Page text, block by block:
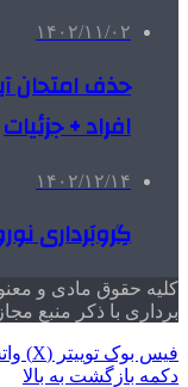
۱۴۰۲/۱۱/۰۲
حذف امتحان
افراد + جزئیات
۱۴۰۲/۱۲/۱۴
گِروبَرداری
کلیه حقوق مادی و
برداری با ذکر منبع
فیس بوک توییتر (X)
دکمه بازگشت به بالا